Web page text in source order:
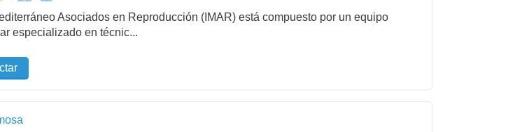
Asociados en Reproducción (IMAR) está compuesto por un equipo
especializado en técnic...